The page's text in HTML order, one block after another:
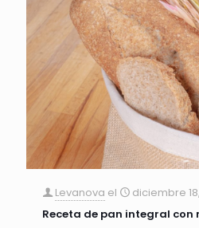
Levanova el
diciembre
Receta de pan integral con